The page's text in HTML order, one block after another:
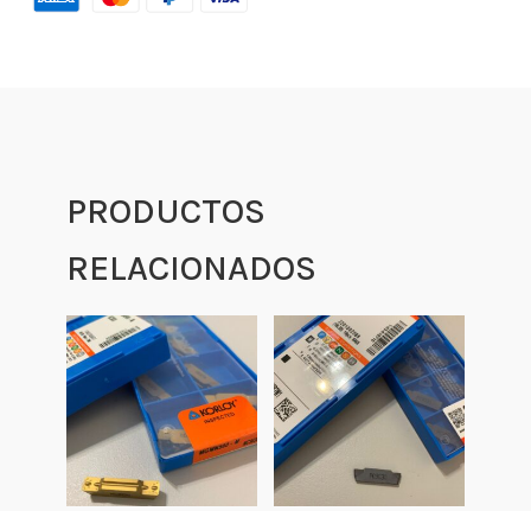
PRODUCTOS
RELACIONADOS